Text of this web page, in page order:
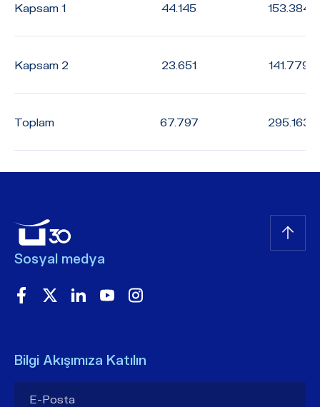
Kapsam 1 44.145 153.384
Kapsam 2 23.651 141.779
Toplam 67.797 295.163
Sosyal medya
Bilgi Akışımıza Katılın